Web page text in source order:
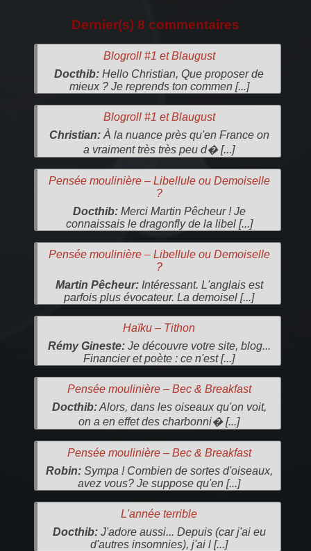
Dernier(s) 8 commentaires
Blogroll #1 et Blaugust
Docthib: Hello Christian, Que proposer de
mieux ? Je reprends ton commen [...]
Blogroll #1 et Blaugust
Christian:À la nuance près qu'en France on
a vraiment très très peu d� [...]
Pensée moulinière – Libellule ou Demoiselle
?
Docthib:Merci Martin Pêcheur ! Je
connaissais le dragonfly de la libel [...]
Pensée moulinière – Libellule ou Demoiselle
?
Martin Pêcheur:Intéressant. L'anglais est
parfois plus évocateur. La demoisel [...]
Haïku – Tithon
Rémy Gineste:Je découvre votre site, blog...
Financier et poète : ce n'est [...]
Pensée moulinière – Bec & Breakfast
Docthib:Alors, dans les oiseaux qu'on voit,
on a en effet des charbonni� [...]
Pensée moulinière – Bec & Breakfast
Robin:Sympa ! Combien de sortes d'oiseaux,
avez vous? Je suppose qu'en [...]
L'année terrible
Docthib:J'adore aussi... Depuis (car j'ai eu
d'autres insomnies), j'ai l [...]